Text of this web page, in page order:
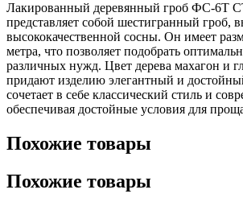
Лакированный деревянный гроб ФС-
представляет собой шестигранный гроб,
высококачественной сосны. Он имеет
метра, что позволяет подобрать
различных нужд. Цвет дерева махагон и
придают изделию элегантный и
сочетает в себе классический стиль и
обеспечивая достойные условия для
Похожие товары
Похожие товары